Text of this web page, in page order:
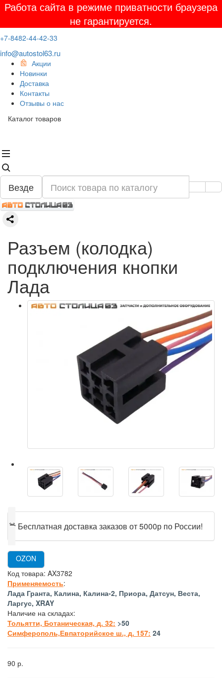
Работа сайта в режиме приватности браузера
не гарантируется.
+7-8482-44-42-33
info@autostol63.ru
Акции
Новинки
Доставка
Контакты
Отзывы о нас
Каталог товаров
Везде
Разъем (колодка)
подключения кнопки
Лада
🎁 Бесплатная доставка заказов от 5000р по России!
OZON
Код товара: AX3782
Применяемость:
Лада Гранта, Калина, Калина-2, Приора, Датсун, Веста,
Ларгус, XRAY
Наличие на складах:
Тольятти, Ботаническая, д. 32: >50
Симферополь,Евпаторийское ш., д. 157: 24
90 р.